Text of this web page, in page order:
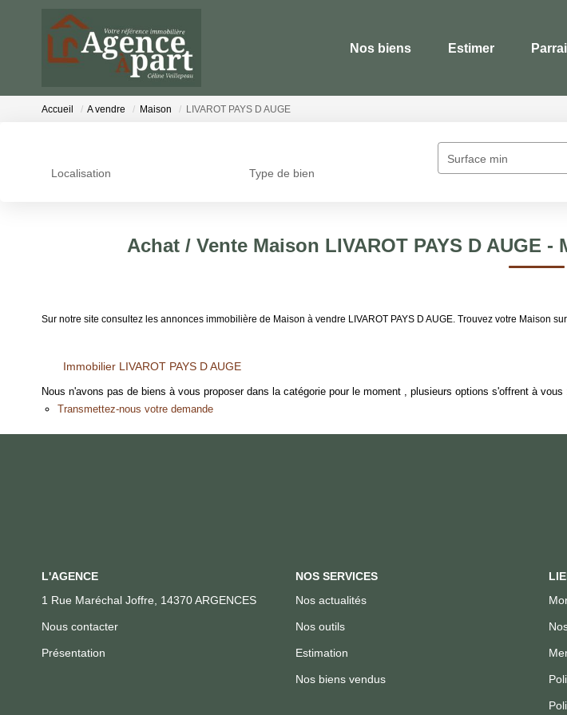
Nos biens Estimer
Accueil A vendre Maison LIVAROT PAYS D AUGE
Localisation Type de bien
Surface min
Achat / Vente Maison LIVAROT PAYS D AUGE -
Sur notre site consultez les annonces immobilière de Maison à vendre LIVAROT PAYS D AUGE. Trouvez votre Maison
Immobilier LIVAROT PAYS D AUGE
Nous n'avons pas de biens à vous proposer dans la catégorie pour le moment , plusieurs options s'offrent à vous
Transmettez-nous votre demande
L'AGENCE
1 Rue Maréchal Joffre, 14370 ARGENCES
Nous contacter
Présentation
NOS SERVICES
Nos actualités
Nos outils
Estimation
Nos biens vendus